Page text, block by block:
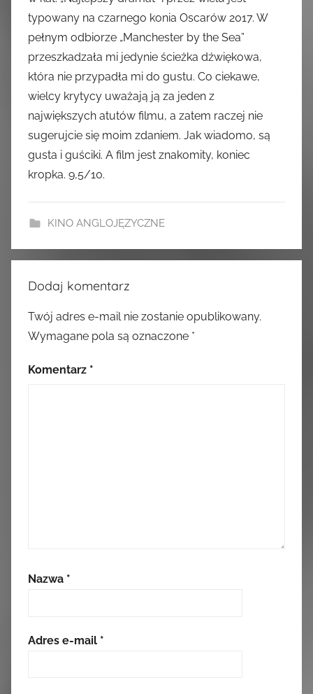
typowany na czarnego konia Oscarów 2017. W
pełnym odbiorze „Manchester by the Sea”
przeszkadzała mi jedynie ścieżka dźwiękowa,
która nie przypadła mi do gustu. Co ciekawe,
wielcy krytycy uważają ją za jeden z
największych atutów filmu, a zatem raczej nie
sugerujcie się moim zdaniem. Jak wiadomo, są
gusta i guściki. A film jest znakomity, koniec
kropka. 9,5/10.
KINO ANGLOJĘZYCZNE
Dodaj komentarz
Twój adres e-mail nie zostanie opublikowany.
Wymagane pola są oznaczone *
Komentarz *
Nazwa *
Adres e-mail *